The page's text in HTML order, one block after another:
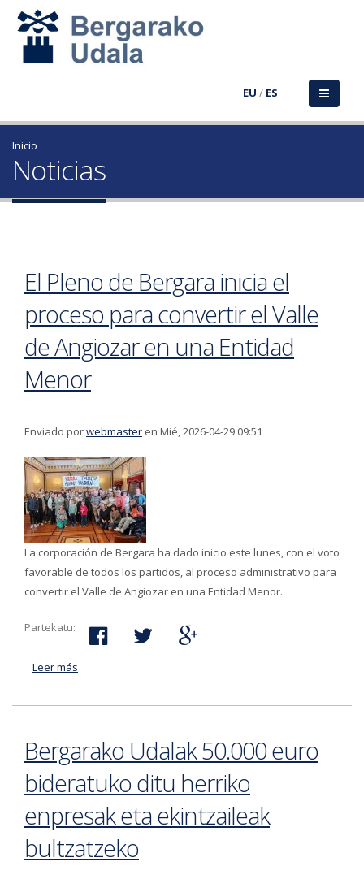
EU / ES
Inicio
Noticias
El Pleno de Bergara inicia el
proceso para convertir el Valle
de Angiozar en una Entidad
Menor
Enviado porwebmaster en Mié, 2026-04-29 09:51
La corporación de Bergara ha dado inicio este lunes, con el voto
favorable de todos los partidos, al proceso administrativo para
convertir el Valle de Angiozar en una Entidad Menor.
Partekatu:
Leer más
Bergarako Udalak 50.000 euro
bideratuko ditu herriko
enpresak eta ekintzaileak
bultzatzeko